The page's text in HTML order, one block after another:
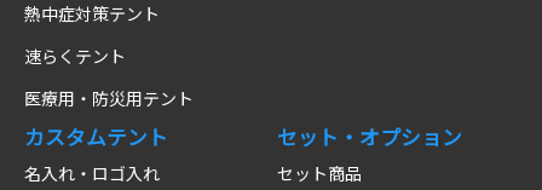
熱中症対策テント
速らくテント
医療用・防災用テント
カスタムテント
名入れ・ロゴ入れ
セット・オプション
セット商品